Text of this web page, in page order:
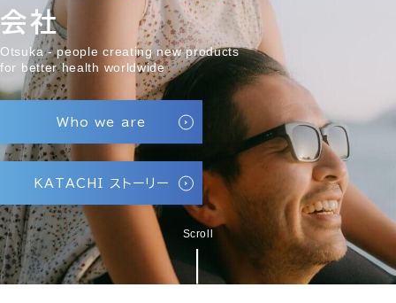
会社
Otsuka - people creating new products
for better health worldwide
Who we are
KATACHI ストーリー
Scroll